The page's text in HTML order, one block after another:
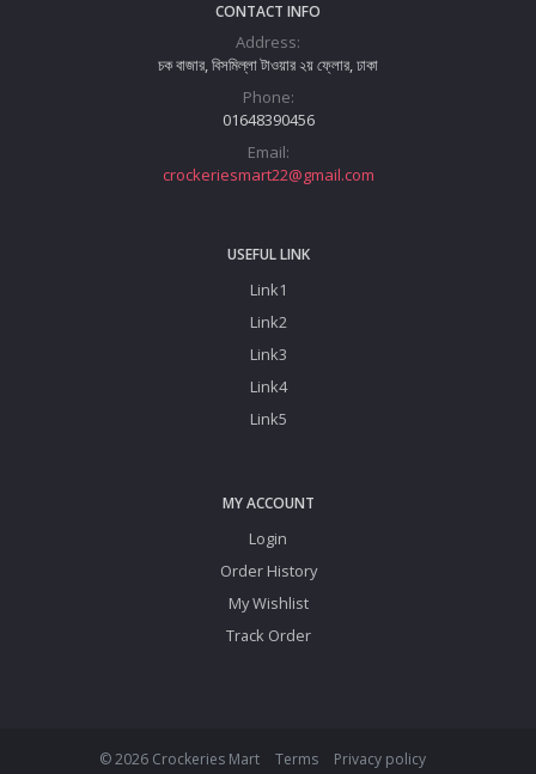
CONTACT INFO
Address:
চক বাজার, বিসমিল্লা টাওয়ার ২য় ফ্লোর, ঢাকা
Phone:
01648390456
Email:
crockeriesmart22@gmail.com
USEFUL LINK
Link1
Link2
Link3
Link4
Link5
MY ACCOUNT
Login
Order History
My Wishlist
Track Order
© 2026 Crockeries Mart Terms Privacy policy